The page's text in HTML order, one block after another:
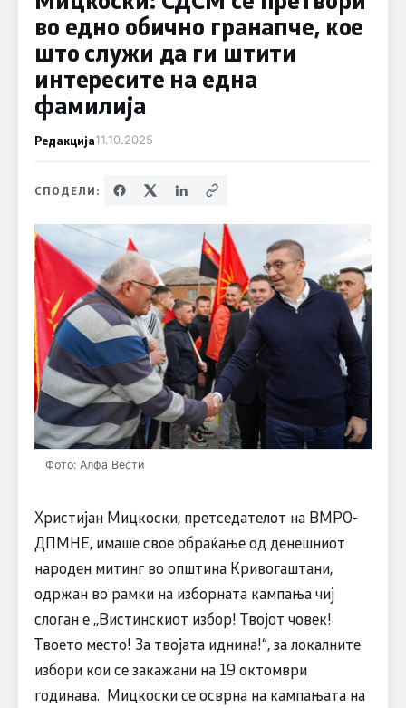
во едно обично гранапче, кое
што служи да ги штити
интересите на една
фамилија
Редакција11.10.2025
СПОДЕЛИ:
Фото: Алфа Вести
Христијан Мицкоски, претседателот на ВМРО-
ДПМНЕ, имаше свое обраќање од денешниот
народен митинг во општина Кривогаштани,
одржан во рамки на изборната кампања чиј
слоган е ,,Вистинскиот избор! Твојот човек!
Твоето место! За твојата иднина!“, за локалните
избори кои се закажани на 19 октомври
годинава. Мицкоски се осврна на кампањата на